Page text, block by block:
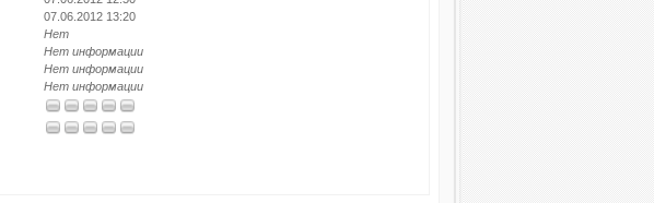
07.06.2012 13:20
Нет
Нет информации
Нет информации
Нет информации